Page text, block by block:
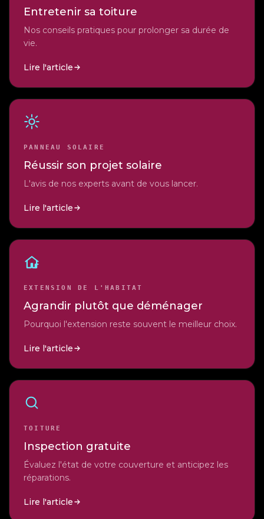
Entretenir sa toiture
Nos conseils pratiques pour prolonger sa durée de
vie.
Lire l'article
PANNEAU SOLAIRE
Réussir son projet solaire
L'avis de nos experts avant de vous lancer.
Lire l'article
EXTENSION DE L'HABITAT
Agrandir plutôt que déménager
Pourquoi l'extension reste souvent le meilleur choix.
Lire l'article
TOITURE
Inspection gratuite
Évaluez l'état de votre couverture et anticipez les
réparations.
Lire l'article